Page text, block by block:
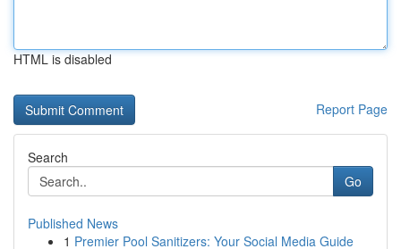
HTML is disabled
Report Page
Search
Go
Published News
1 Premier Pool Sanitizers: Your Social Media Guide